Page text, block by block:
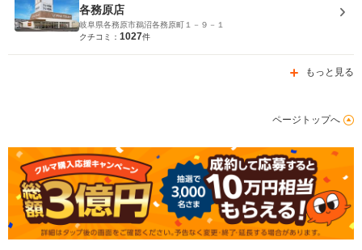
各務原店
岐阜県各務原市鵜沼各務原町１－９－１
クチコミ： 1027件
もっと見る
ページトップへ